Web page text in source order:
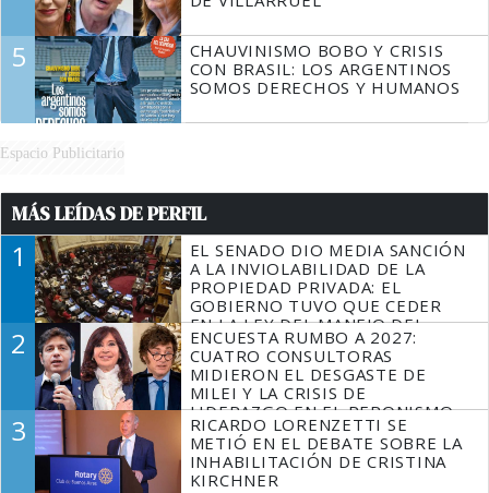
5
CHAUVINISMO BOBO Y CRISIS
CON BRASIL: LOS ARGENTINOS
SOMOS DERECHOS Y HUMANOS
Espacio Publicitario
MÁS LEÍDAS DE PERFIL
1
EL SENADO DIO MEDIA SANCIÓN
A LA INVIOLABILIDAD DE LA
PROPIEDAD PRIVADA: EL
GOBIERNO TUVO QUE CEDER
EN LA LEY DEL MANEJO DEL
FUEGO
2
ENCUESTA RUMBO A 2027:
CUATRO CONSULTORAS
MIDIERON EL DESGASTE DE
MILEI Y LA CRISIS DE
LIDERAZGO EN EL PERONISMO
3
RICARDO LORENZETTI SE
METIÓ EN EL DEBATE SOBRE LA
INHABILITACIÓN DE CRISTINA
KIRCHNER